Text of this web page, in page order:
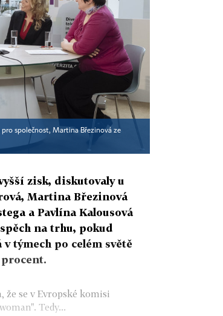
společnost, Martina Březinová ze
zisk, diskutovaly u
Martina Březinová
a Pavlína Kalousová
na trhu, pokud
týmech po celém světě
se v Evropské komisi
Tedy...